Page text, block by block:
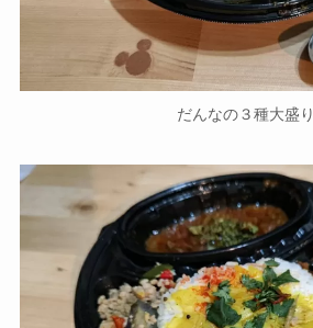
だんなの３種大盛り